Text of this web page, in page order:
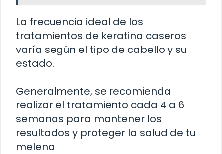
La frecuencia ideal de los
tratamientos de keratina caseros
varía según el tipo de cabello y su
estado.
Generalmente, se recomienda
realizar el tratamiento cada 4 a 6
semanas para mantener los
resultados y proteger la salud de tu
melena.